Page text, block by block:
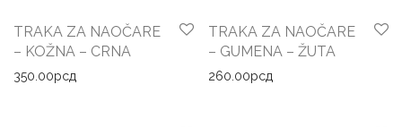
TRAKA ZA NAOČARE
– KOŽNA – CRNA
350.00рсд
TRAKA ZA NAOČARE
– GUMENA – ŽUTA
260.00рсд